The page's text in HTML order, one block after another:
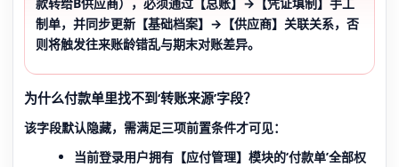
制单，并同步更新【基础档案】→【供应商】关联关系，否
则将触发往来账龄错乱与期末对账差异。
为什么付款单里找不到‘转账来源’字段？
该字段默认隐藏，需满足三项前置条件才可见：
当前登录用户拥有【应付管理】模块的‘付款单’全部权